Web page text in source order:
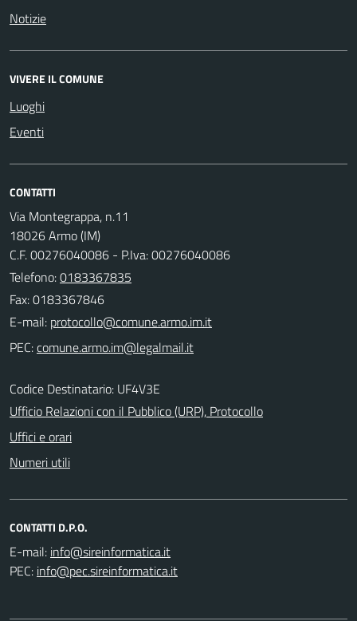
Notizie
VIVERE IL COMUNE
Luoghi
Eventi
CONTATTI
Via Montegrappa, n.11
18026 Armo (IM)
C.F. 00276040086 - P.Iva: 00276040086
Telefono:0183367835
Fax: 0183367846
E-mail:
PEC:
Codice Destinatario: UF4V3E
Ufficio Relazioni con il Pubblico (URP), Protocollo
Uffici e orari
Numeri utili
CONTATTI D.P.O.
E-mail:
PEC: